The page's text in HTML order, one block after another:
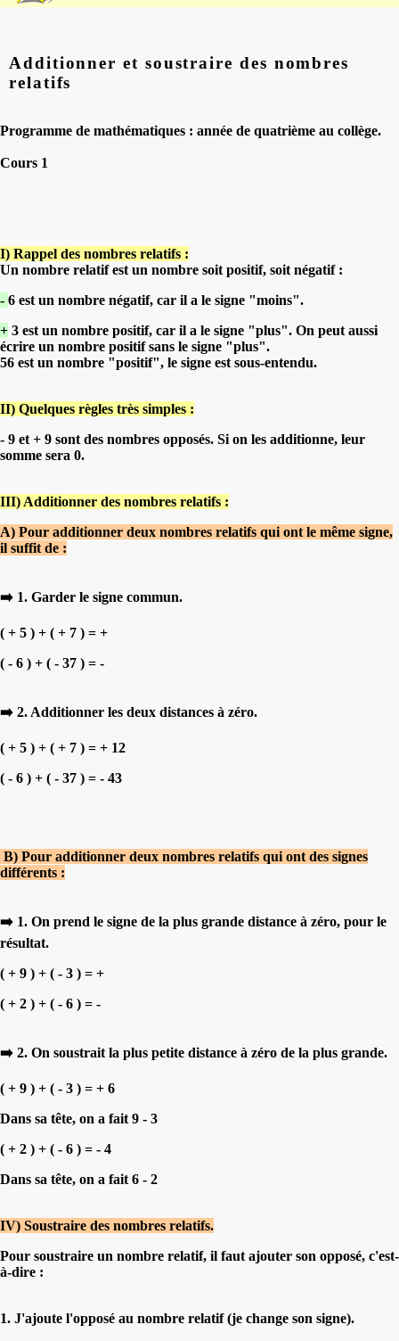
Additionner et soustraire des nombres
relatifs
Programme de mathématiques : année de quatrième au collège.
Cours 1
I) Rappel des nombres relatifs :
Un nombre relatif est un nombre soit positif, soit négatif :
- 6 est un nombre négatif, car il a le signe "moins".
+ 3 est un nombre positif, car il a le signe "plus". On peut aussi
écrire un nombre positif sans le signe "plus".
56 est un nombre "positif", le signe est sous-entendu.
II) Quelques règles très simples :
- 9 et + 9 sont des nombres opposés. Si on les additionne, leur
somme sera 0.
III) Additionner des nombres relatifs :
A) Pour additionner deux nombres relatifs qui ont le même signe,
il suffit de :
➡️ 1. Garder le signe commun.
( + 5 ) + ( + 7 ) = +
( - 6 ) + ( - 37 ) = -
➡️ 2. Additionner les deux distances à zéro.
( + 5 ) + ( + 7 ) = + 12
( - 6 ) + ( - 37 ) = - 43
B) Pour additionner deux nombres relatifs qui ont des signes
différents :
➡️ 1. On prend le signe de la plus grande distance à zéro, pour le
résultat.
( + 9 ) + ( - 3 ) = +
( + 2 ) + ( - 6 ) = -
➡️ 2. On soustrait la plus petite distance à zéro de la plus grande.
( + 9 ) + ( - 3 ) = + 6
Dans sa tête, on a fait 9 - 3
( + 2 ) + ( - 6 ) = - 4
Dans sa tête, on a fait 6 - 2
IV) Soustraire des nombres relatifs.
Pour soustraire un nombre relatif, il faut ajouter son opposé, c'est-
à-dire :
1. J'ajoute l'opposé au nombre relatif (je change son signe).